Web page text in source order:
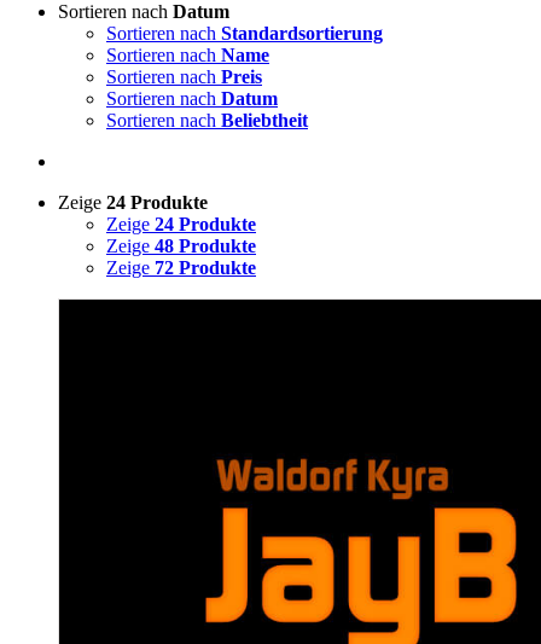
Sortieren nach Datum
Sortieren nach Standardsortierung
Sortieren nach Name
Sortieren nach Preis
Sortieren nach Datum
Sortieren nach Beliebtheit
Zeige 24 Produkte
Zeige 24 Produkte
Zeige 48 Produkte
Zeige 72 Produkte